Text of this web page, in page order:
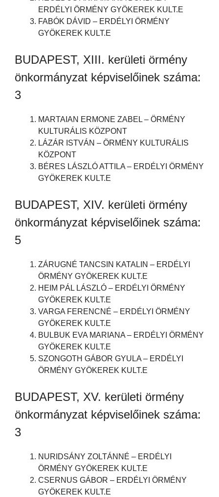
ERDÉLYI ÖRMÉNY GYÖKEREK KULT.E
FABÓK DÁVID – ERDÉLYI ÖRMÉNY
GYÖKEREK KULT.E
BUDAPEST, XIII. kerületi örmény
önkormányzat képviselőinek száma:
3
MARTAIAN ERMONE ZABEL – ÖRMÉNY
KULTURÁLIS KÖZPONT
LÁZÁR ISTVÁN – ÖRMÉNY KULTURÁLIS
KÖZPONT
BÉRES LÁSZLÓ ATTILA – ERDÉLYI ÖRMÉNY
GYÖKEREK KULT.E
BUDAPEST, XIV. kerületi örmény
önkormányzat képviselőinek száma:
5
ZÁRUGNÉ TANCSIN KATALIN – ERDÉLYI
ÖRMÉNY GYÖKEREK KULT.E
HEIM PÁL LÁSZLÓ – ERDÉLYI ÖRMÉNY
GYÖKEREK KULT.E
VARGA FERENCNÉ – ERDÉLYI ÖRMÉNY
GYÖKEREK KULT.E
BULBUK EVA MARIANA – ERDÉLYI ÖRMÉNY
GYÖKEREK KULT.E
SZONGOTH GÁBOR GYULA – ERDÉLYI
ÖRMÉNY GYÖKEREK KULT.E
BUDAPEST, XV. kerületi örmény
önkormányzat képviselőinek száma:
3
NURIDSÁNY ZOLTÁNNÉ – ERDÉLYI
ÖRMÉNY GYÖKEREK KULT.E
CSERNUS GÁBOR – ERDÉLYI ÖRMÉNY
GYÖKEREK KULT.E